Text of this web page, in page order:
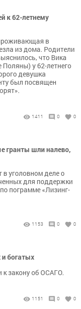
к 62-летнему
в
из дома. Родители
что Вика
Поляны) у 62-летнего
девушка
был посвящен
1411 0 0
гранты шли налево,
уголовном деле о
для поддержки
пограмме «Лизинг-
1153 0 0
богатых
к закону об ОСАГО.
1151 0 0